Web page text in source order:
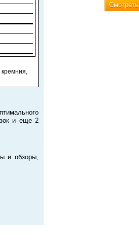
кремния,
и еще 2
и обзоры,
Cмотреть